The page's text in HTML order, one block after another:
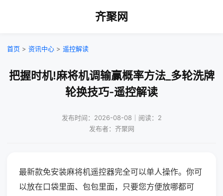
齐聚网
首页 > 资讯中心 > 遥控解读
把握时机!麻将机调输赢概率方法_多轮洗牌
轮换技巧-遥控解读
发布时间：2026-08-08｜阅读：2
发布者：齐聚网
最新款免安装麻将机遥控器完全可以单人操作。你可
以放在口袋里面、包包里面，只要您方便放哪都可